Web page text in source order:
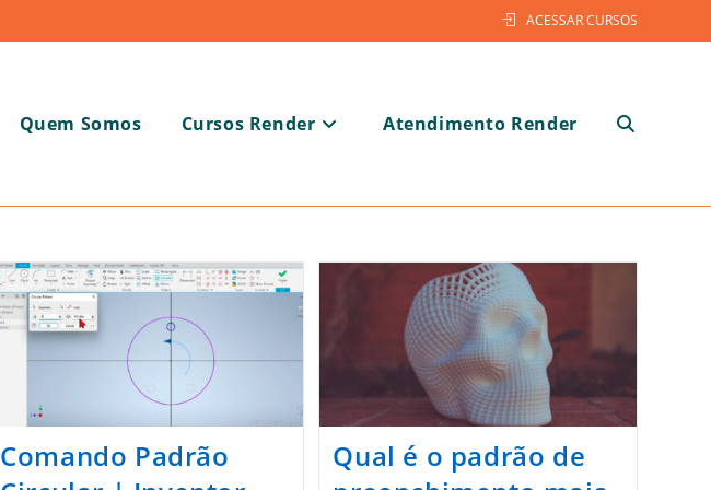
ACESSAR CURSOS
Quem Somos Cursos Render Atendimento Render Alternar
Comando Padrão
Qual é o padrão de